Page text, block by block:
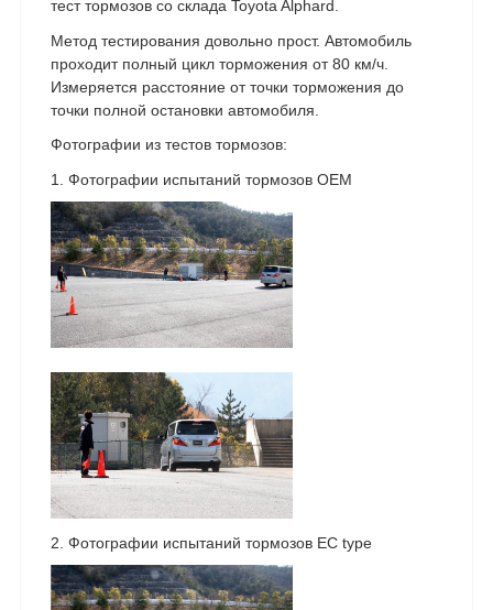
тест тормозов со склада Toyota Alphard.
Метод тестирования довольно прост. Автомобиль
проходит полный цикл торможения от 80 км/ч.
Измеряется расстояние от точки торможения до
точки полной остановки автомобиля.
Фотографии из тестов тормозов:
1. Фотографии испытаний тормозов OEM
2. Фотографии испытаний тормозов EC type